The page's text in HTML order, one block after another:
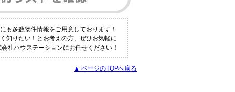
も多数物件情報をご用意しております！
知りたい！とお考えの方、ぜひお気軽に
社ハウステーションにお任せください！
▲ ページのTOPへ戻る